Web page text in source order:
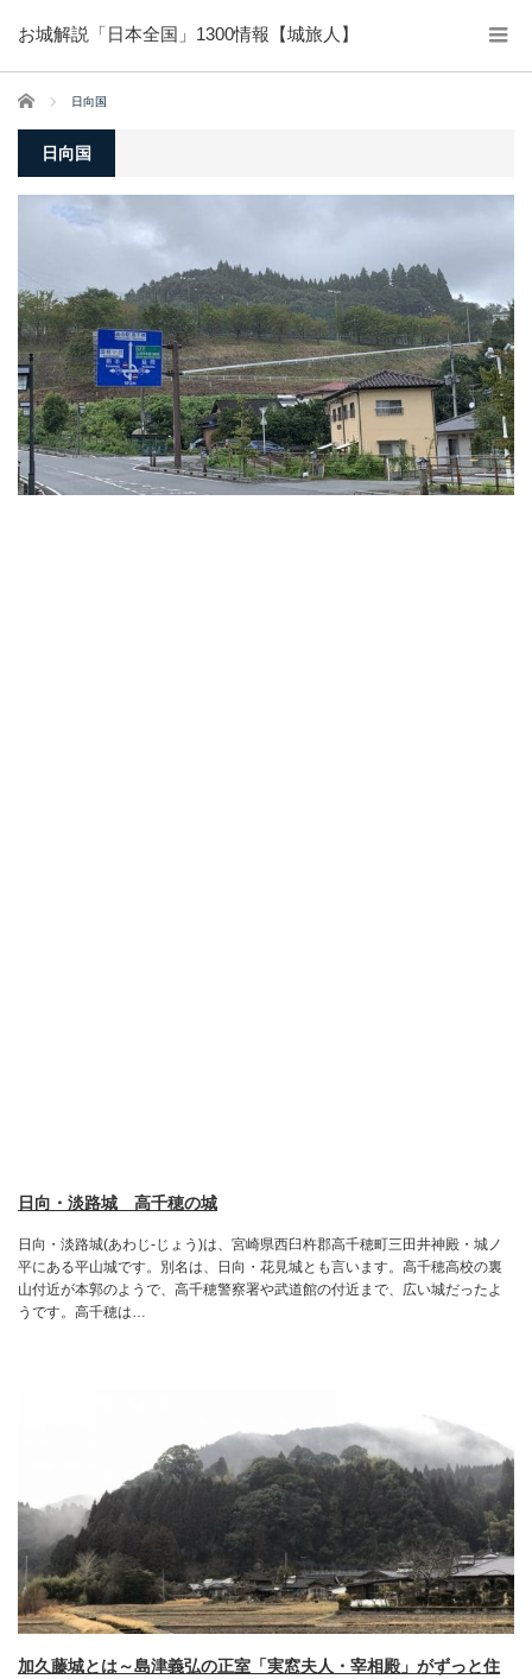
お城解説「日本全国」1300情報【城旅人】
ホーム 日向国
日向国
日向・淡路城 高千穂の城
日向・淡路城(あわじ-じょう)は、宮崎県西臼杵郡高千穂町三田井神殿・城ノ
平にある平山城です。別名は、日向・花見城とも言います。高千穂高校の裏
山付近が本郭のようで、高千穂警察署や武道館の付近まで、広い城だったよ
うです。高千穂は…
加久藤城とは～島津義弘の正室「実窓夫人・宰相殿」がずっと住